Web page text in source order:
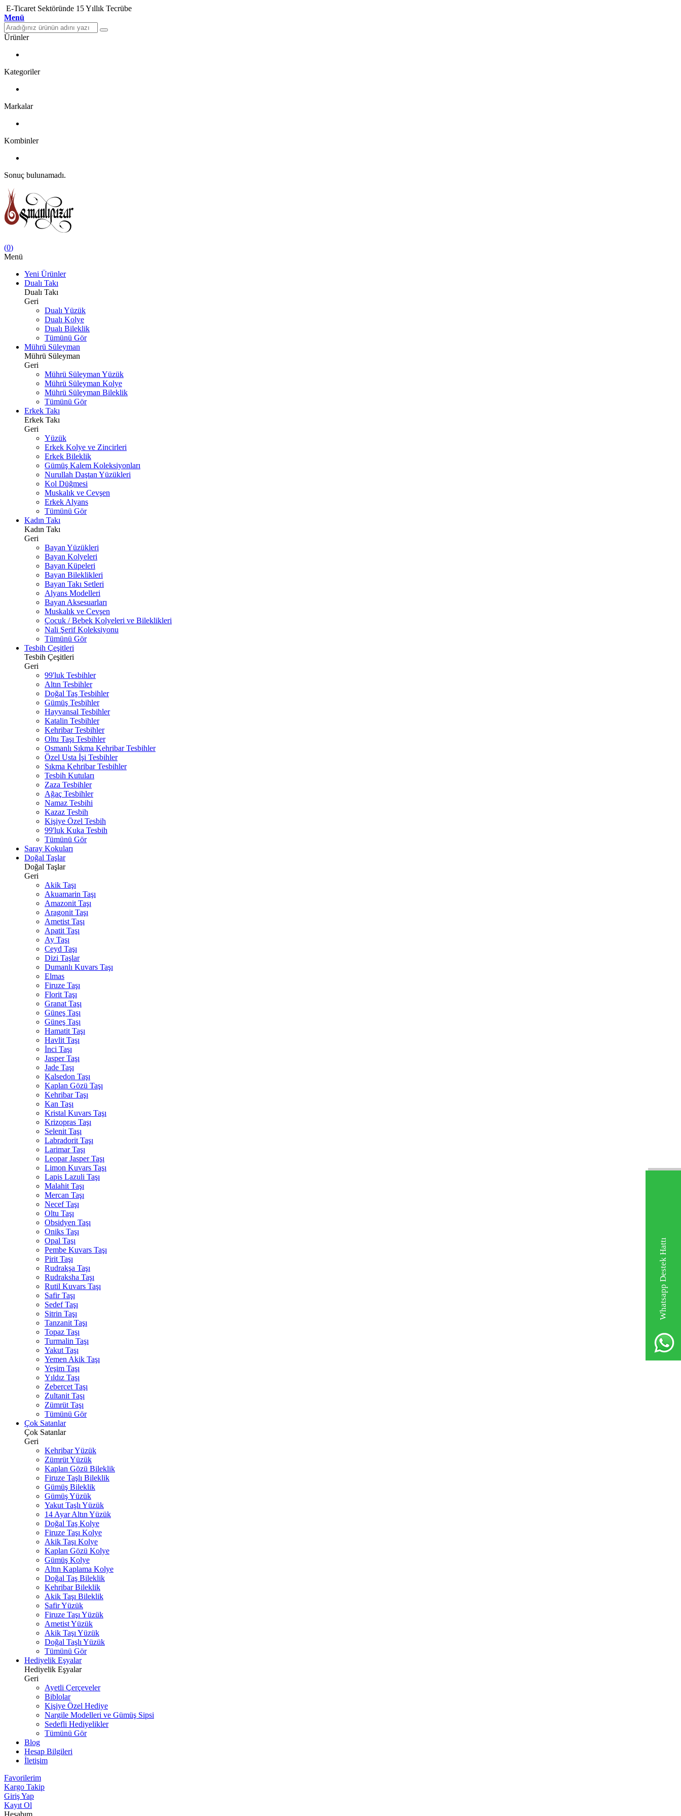
Whatsapp Destek Hattı
E-Ticaret Sektöründe 15 Yıllık Tecrübe
Menü
Ürünler
Kategoriler
Markalar
Kombinler
Sonuç bulunamadı.
(0)
Menü
Yeni Ürünler
Dualı Takı
Dualı Takı
Geri
Dualı Yüzük
Dualı Kolye
Dualı Bileklik
Tümünü Gör
Mührü Süleyman
Mührü Süleyman
Geri
Mührü Süleyman Yüzük
Mührü Süleyman Kolye
Mührü Süleyman Bileklik
Tümünü Gör
Erkek Takı
Erkek Takı
Geri
Yüzük
Erkek Kolye ve Zincirleri
Erkek Bileklik
Gümüş Kalem Koleksiyonları
Nurullah Daştan Yüzükleri
Kol Düğmesi
Muskalık ve Cevşen
Erkek Alyans
Tümünü Gör
Kadın Takı
Kadın Takı
Geri
Bayan Yüzükleri
Bayan Kolyeleri
Bayan Küpeleri
Bayan Bileklikleri
Bayan Takı Setleri
Alyans Modelleri
Bayan Aksesuarları
Muskalık ve Cevşen
Çocuk / Bebek Kolyeleri ve Bileklikleri
Nali Şerif Koleksiyonu
Tümünü Gör
Tesbih Çeşitleri
Tesbih Çeşitleri
Geri
99'luk Tesbihler
Altın Tesbihler
Doğal Taş Tesbihler
Gümüş Tesbihler
Hayvansal Tesbihler
Katalin Tesbihler
Kehribar Tesbihler
Oltu Taşı Tesbihler
Osmanlı Sıkma Kehribar Tesbihler
Özel Usta İşi Tesbihler
Sıkma Kehribar Tesbihler
Tesbih Kutuları
Zaza Tesbihler
Ağaç Tesbihler
Namaz Tesbihi
Kazaz Tesbih
Kişiye Özel Tesbih
99'luk Kuka Tesbih
Tümünü Gör
Saray Kokuları
Doğal Taşlar
Doğal Taşlar
Geri
Akik Taşı
Akuamarin Taşı
Amazonit Taşı
Aragonit Taşı
Ametist Taşı
Apatit Taşı
Ay Taşı
Ceyd Taşı
Dizi Taşlar
Dumanlı Kuvars Taşı
Elmas
Firuze Taşı
Florit Taşı
Granat Taşı
Güneş Taşı
Güneş Taşı
Hamatit Taşı
Havlit Taşı
İnci Taşı
Jasper Taşı
Jade Taşı
Kalsedon Taşı
Kaplan Gözü Taşı
Kehribar Taşı
Kan Taşı
Kristal Kuvars Taşı
Krizopras Taşı
Selenit Taşı
Labradorit Taşı
Larimar Taşı
Leopar Jasper Taşı
Limon Kuvars Taşı
Lapis Lazuli Taşı
Malahit Taşı
Mercan Taşı
Necef Taşı
Oltu Taşı
Obsidyen Taşı
Oniks Taşı
Opal Taşı
Pembe Kuvars Taşı
Pirit Taşı
Rudrakşa Taşı
Rudraksha Taşı
Rutil Kuvars Taşı
Safir Taşı
Sedef Taşı
Sitrin Taşı
Tanzanit Taşı
Topaz Taşı
Turmalin Taşı
Yakut Taşı
Yemen Akik Taşı
Yeşim Taşı
Yıldız Taşı
Zebercet Taşı
Zultanit Taşı
Zümrüt Taşı
Tümünü Gör
Çok Satanlar
Çok Satanlar
Geri
Kehribar Yüzük
Zümrüt Yüzük
Kaplan Gözü Bileklik
Firuze Taşlı Bileklik
Gümüş Bileklik
Gümüş Yüzük
Yakut Taşlı Yüzük
14 Ayar Altın Yüzük
Doğal Taş Kolye
Firuze Taşı Kolye
Akik Taşı Kolye
Kaplan Gözü Kolye
Gümüş Kolye
Altın Kaplama Kolye
Doğal Taş Bileklik
Kehribar Bileklik
Akik Taşı Bileklik
Safir Yüzük
Firuze Taşı Yüzük
Ametist Yüzük
Akik Taşı Yüzük
Doğal Taşlı Yüzük
Tümünü Gör
Hediyelik Eşyalar
Hediyelik Eşyalar
Geri
Ayetli Çerçeveler
Biblolar
Kişiye Özel Hediye
Nargile Modelleri ve Gümüş Sipsi
Sedefli Hediyelikler
Tümünü Gör
Blog
Hesap Bilgileri
İletişim
Favorilerim
Kargo Takip
Giriş Yap
Kayıt Ol
Hesabım